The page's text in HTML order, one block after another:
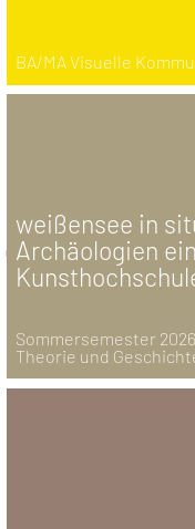
BA/MA Visuelle
weißensee in
Archäologien
Sommersemester 2026
Theorie und